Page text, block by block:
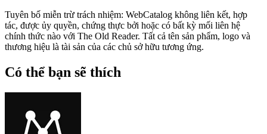
Tuyên bố miễn trừ trách nhiệm: WebCatalog không liên kết, hợp
tác, được ủy quyền, chứng thực bởi hoặc có bất kỳ mối liên hệ
chính thức nào với The Old Reader. Tất cả tên sản phẩm, logo và
thương hiệu là tài sản của các chủ sở hữu tương ứng.
Có thể bạn sẽ thích